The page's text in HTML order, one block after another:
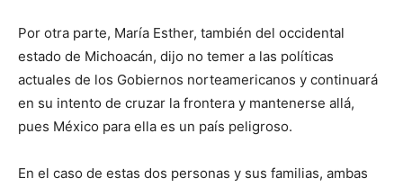
Por otra parte, María Esther, también del occidental
estado de Michoacán, dijo no temer a las políticas
actuales de los Gobiernos norteamericanos y continuará
en su intento de cruzar la frontera y mantenerse allá,
pues México para ella es un país peligroso.
En el caso de estas dos personas y sus familias, ambas